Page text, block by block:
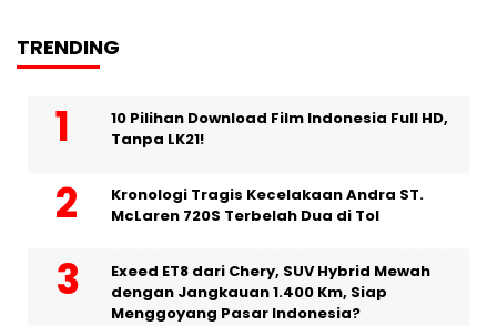
TRENDING
10 Pilihan Download Film Indonesia Full HD,
Tanpa LK21!
Kronologi Tragis Kecelakaan Andra ST.
McLaren 720S Terbelah Dua di Tol
Exeed ET8 dari Chery, SUV Hybrid Mewah
dengan Jangkauan 1.400 Km, Siap
Menggoyang Pasar Indonesia?